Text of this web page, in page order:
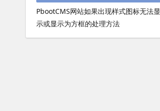
PbootCMS网站如果出现样式图标无法显
示或显示为方框的处理方法